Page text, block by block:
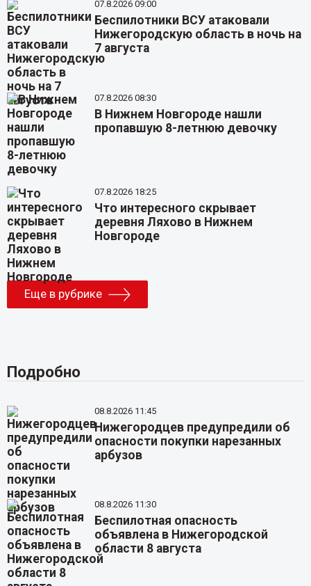
07.8.2026 09:00
Беспилотники ВСУ атаковали
Нижегородскую область в ночь на
7 августа
07.8.2026 08:30
В Нижнем Новгороде нашли
пропавшую 8-летнюю девочку
07.8.2026 18:25
Что интересного скрывает
деревня Ляхово в Нижнем
Новгороде
Еще в рубрике
Подробно
08.8.2026 11:45
Нижегородцев предупредили об
опасности покупки нарезанных
арбузов
08.8.2026 11:30
Беспилотная опасность
объявлена в Нижегородской
области 8 августа